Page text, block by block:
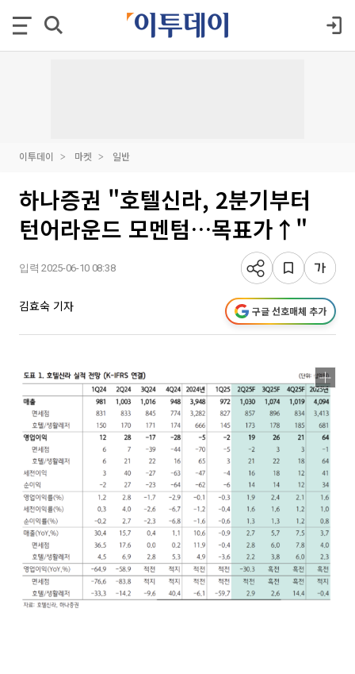
이투데이 마켓 일반
하나증권 "호텔신라, 2분기부터
턴어라운드 모멘텀…목표가↑"
입력 2025-06-10 08:38
김효숙 기자 구글 선호매체 추가